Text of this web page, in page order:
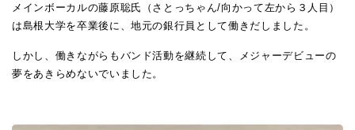
メインボーカルの藤原聡氏（さとっちゃん/向かって左から３人目）
は島根大学を卒業後に、地元の銀行員として働きだしました。
しかし、働きながらもバンド活動を継続して、メジャーデビューの
夢をあきらめないでいました。